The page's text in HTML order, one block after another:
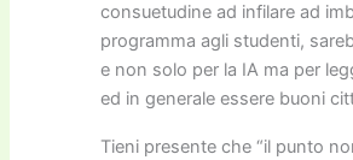
consuetudine ad infilare ad
programma agli studenti,
e non solo per la IA ma per
ed in generale essere buoni
Tieni presente che “il punto